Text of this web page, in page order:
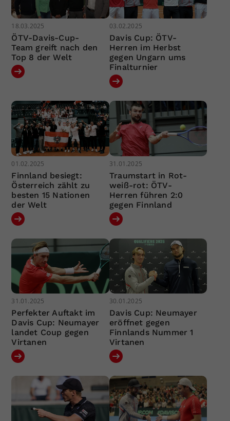
18.03.2025
ÖTV-Davis-Cup-
Team greift nach den
Top 8 der Welt
03.02.2025
Davis Cup: ÖTV-
Herren im Herbst
gegen Ungarn ums
Finalturnier
01.02.2025
Finnland besiegt:
Österreich zählt zu
besten 15 Nationen
der Welt
31.01.2025
Traumstart in Rot-
weiß-rot: ÖTV-
Herren führen 2:0
gegen Finnland
31.01.2025
Perfekter Auftakt im
Davis Cup: Neumayer
landet Coup gegen
Virtanen
30.01.2025
Davis Cup: Neumayer
eröffnet gegen
Finnlands Nummer 1
Virtanen